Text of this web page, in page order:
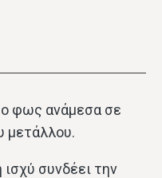
φως ανάμεσα σε
μετάλλου.
συνδέει την